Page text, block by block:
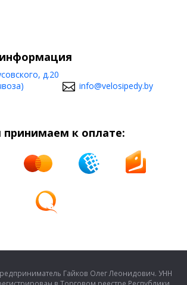
д.20
info@velosipedy.by
к оплате:
Гайков Олег Леонидович. УНН